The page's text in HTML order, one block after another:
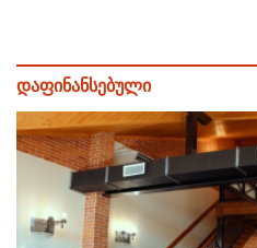
დაფინანსებული